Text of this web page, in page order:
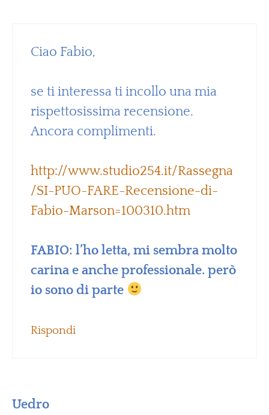
Ciao Fabio,
se ti interessa ti incollo una mia
rispettosissima recensione.
Ancora complimenti.
http://www.studio254.it/Rassegna
/SI-PUO-FARE-Recensione-di-
Fabio-Marson=100310.htm
FABIO: l’ho letta, mi sembra molto
carina e anche professionale. però
io sono di parte
Rispondi
Uedro